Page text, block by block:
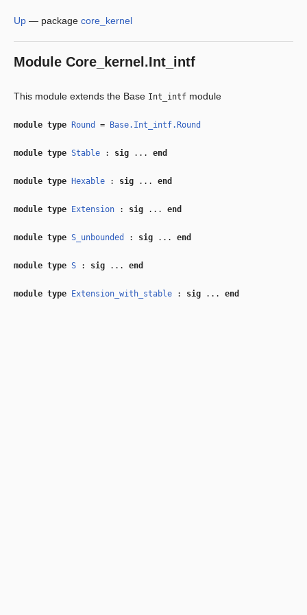
Up — package core_kernel
Module Core_kernel.Int_intf
This module extends the Base Int_intf module
module type Round = Base.Int_intf.Round
module type Stable : sig ... end
module type Hexable : sig ... end
module type Extension : sig ... end
module type S_unbounded : sig ... end
module type S : sig ... end
module type Extension_with_stable : sig ... end